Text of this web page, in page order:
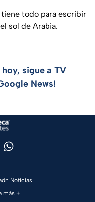
tiene todo para escribir
sol de Arabia.
sigue a TV
News!
Noticias
más +